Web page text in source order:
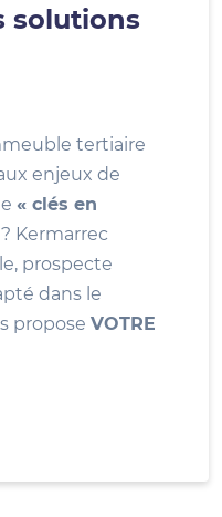
solutions
tertiaire
enjeux de
« clés en
Kermarrec
prospecte
dans le
propose VOTRE